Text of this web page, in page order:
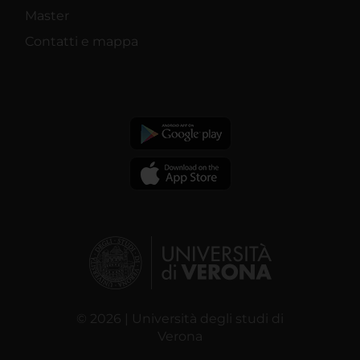
Master
Contatti e mappa
© 2026 | Università degli studi di
Verona